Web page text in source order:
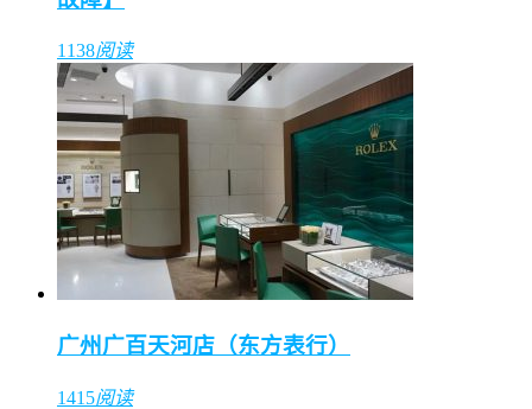
1138阅读
广州广百天河店（东方表行）
1415阅读